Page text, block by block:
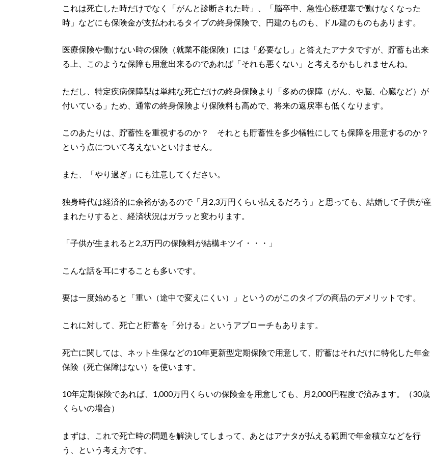
これは死亡した時だけでなく「がんと診断された時」、「脳卒中、急性心筋梗塞で働けなくなった
時」などにも保険金が支払われるタイプの終身保険で、円建のものも、ドル建のものもあります。
医療保険や働けない時の保険（就業不能保険）には「必要なし」と答えたアナタですが、貯蓄も出来
る上、このような保障も用意出来るのであれば「それも悪くない」と考えるかもしれませんね。
ただし、特定疾病保障型は単純な死亡だけの終身保険より「多めの保障（がん、や脳、心臓など）が
付いている」ため、通常の終身保険より保険料も高めで、将来の返戻率も低くなります。
このあたりは、貯蓄性を重視するのか？ それとも貯蓄性を多少犠牲にしても保障を用意するのか？
という点について考えないといけません。
また、「やり過ぎ」にも注意してください。
独身時代は経済的に余裕があるので「月2,3万円くらい払えるだろう」と思っても、結婚して子供が産
まれたりすると、経済状況はガラッと変わります。
「子供が生まれると2,3万円の保険料が結構キツイ・・・」
こんな話を耳にすることも多いです。
要は一度始めると「重い（途中で変えにくい）」というのがこのタイプの商品のデメリットです。
これに対して、死亡と貯蓄を「分ける」というアプローチもあります。
死亡に関しては、ネット生保などの10年更新型定期保険で用意して、貯蓄はそれだけに特化した年金
保険（死亡保障はない）を使います。
10年定期保険であれば、1,000万円くらいの保険金を用意しても、月2,000円程度で済みます。（30歳
くらいの場合）
まずは、これで死亡時の問題を解決してしまって、あとはアナタが払える範囲で年金積立などを行
う、という考え方です。